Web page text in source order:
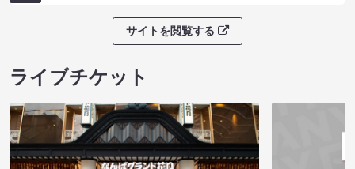
サイトを閲覧する
ライブチケット